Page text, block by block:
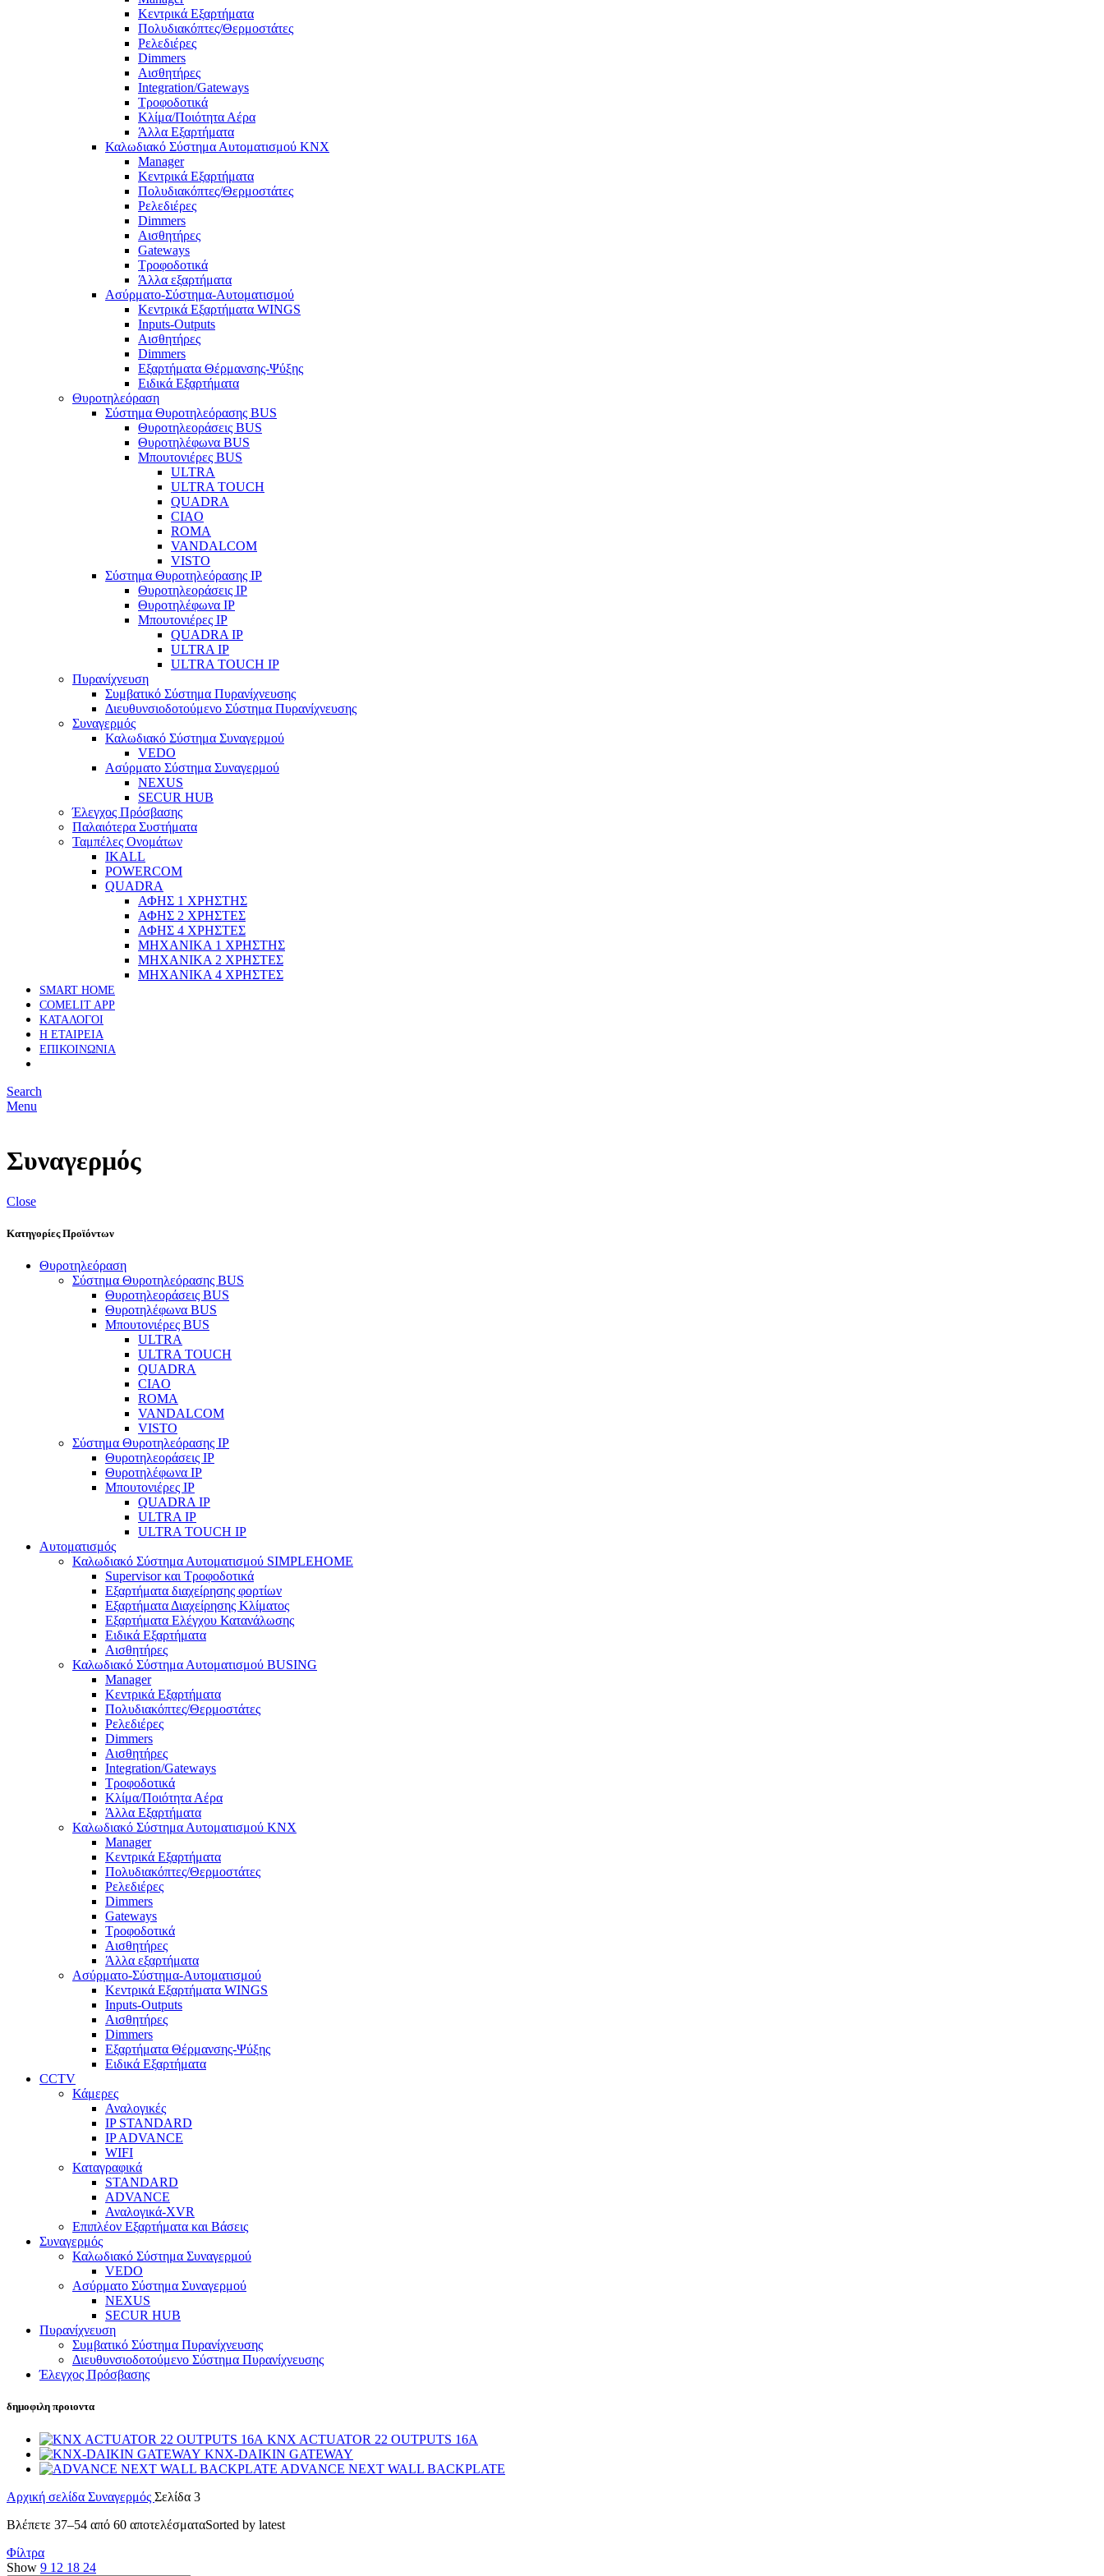
Κεντρικά Εξαρτήματα
Πολυδιακόπτες/Θερμοστάτες
Ρελεδιέρες
Dimmers
Αισθητήρες
Integration/Gateways
Τροφοδοτικά
Κλίμα/Ποιότητα Αέρα
Άλλα Εξαρτήματα
Καλωδιακό Σύστημα Αυτοματισμού KNX
Manager
Κεντρικά Εξαρτήματα
Πολυδιακόπτες/Θερμοστάτες
Ρελεδιέρες
Dimmers
Αισθητήρες
Gateways
Τροφοδοτικά
Άλλα εξαρτήματα
Ασύρματο-Σύστημα-Αυτοματισμού
Κεντρικά Εξαρτήματα WINGS
Inputs-Outputs
Αισθητήρες
Dimmers
Εξαρτήματα Θέρμανσης-Ψύξης
Ειδικά Εξαρτήματα
Θυροτηλεόραση
Σύστημα Θυροτηλεόρασης BUS
Θυροτηλεοράσεις BUS
Θυροτηλέφωνα BUS
Μπουτονιέρες BUS
ULTRA
ULTRA TOUCH
QUADRA
CIAO
ROMA
VANDALCOM
VISTO
Σύστημα Θυροτηλεόρασης IP
Θυροτηλεοράσεις IP
Θυροτηλέφωνα IP
Μπουτονιέρες IP
QUADRA IP
ULTRA IP
ULTRA TOUCH IP
Πυρανίχνευση
Συμβατικό Σύστημα Πυρανίχνευσης
Διευθυνσιοδοτούμενο Σύστημα Πυρανίχνευσης
Συναγερμός
Καλωδιακό Σύστημα Συναγερμού
VEDO
Ασύρματο Σύστημα Συναγερμού
NEXUS
SECUR HUB
Έλεγχος Πρόσβασης
Παλαιότερα Συστήματα
Ταμπέλες Ονομάτων
IKALL
POWERCOM
QUADRA
ΑΦΗΣ 1 ΧΡΗΣΤΗΣ
ΑΦΗΣ 2 ΧΡΗΣΤΕΣ
ΑΦΗΣ 4 ΧΡΗΣΤΕΣ
ΜΗΧΑΝΙΚΑ 1 ΧΡΗΣΤΗΣ
ΜΗΧΑΝΙΚΑ 2 ΧΡΗΣΤΕΣ
ΜΗΧΑΝΙΚΑ 4 ΧΡΗΣΤΕΣ
SMART HOME
COMELIT APP
ΚΑΤΑΛΟΓΟΙ
Η ΕΤΑΙΡΕΙΑ
ΕΠΙΚΟΙΝΩΝΙΑ
Search
Menu
Συναγερμός
Close
Κατηγορίες Προϊόντων
Θυροτηλεόραση
Σύστημα Θυροτηλεόρασης BUS
Θυροτηλεοράσεις BUS
Θυροτηλέφωνα BUS
Μπουτονιέρες BUS
ULTRA
ULTRA TOUCH
QUADRA
CIAO
ROMA
VANDALCOM
VISTO
Σύστημα Θυροτηλεόρασης IP
Θυροτηλεοράσεις IP
Θυροτηλέφωνα IP
Μπουτονιέρες IP
QUADRA IP
ULTRA IP
ULTRA TOUCH IP
Αυτοματισμός
Καλωδιακό Σύστημα Αυτοματισμού SIMPLEHOME
Supervisor και Τροφοδοτικά
Εξαρτήματα διαχείρησης φορτίων
Εξαρτήματα Διαχείρησης Κλίματος
Εξαρτήματα Ελέγχου Κατανάλωσης
Ειδικά Εξαρτήματα
Αισθητήρες
Καλωδιακό Σύστημα Αυτοματισμού BUSING
Manager
Κεντρικά Εξαρτήματα
Πολυδιακόπτες/Θερμοστάτες
Ρελεδιέρες
Dimmers
Αισθητήρες
Integration/Gateways
Τροφοδοτικά
Κλίμα/Ποιότητα Αέρα
Άλλα Εξαρτήματα
Καλωδιακό Σύστημα Αυτοματισμού KNX
Manager
Κεντρικά Εξαρτήματα
Πολυδιακόπτες/Θερμοστάτες
Ρελεδιέρες
Dimmers
Gateways
Τροφοδοτικά
Αισθητήρες
Άλλα εξαρτήματα
Ασύρματο-Σύστημα-Αυτοματισμού
Κεντρικά Εξαρτήματα WINGS
Inputs-Outputs
Αισθητήρες
Dimmers
Εξαρτήματα Θέρμανσης-Ψύξης
Ειδικά Εξαρτήματα
CCTV
Κάμερες
Αναλογικές
IP STANDARD
IP ADVANCE
WIFI
Καταγραφικά
STANDARD
ADVANCE
Αναλογικά-XVR
Επιπλέον Εξαρτήματα και Βάσεις
Συναγερμός
Καλωδιακό Σύστημα Συναγερμού
VEDO
Ασύρματο Σύστημα Συναγερμού
NEXUS
SECUR HUB
Πυρανίχνευση
Συμβατικό Σύστημα Πυρανίχνευσης
Διευθυνσιοδοτούμενο Σύστημα Πυρανίχνευσης
Έλεγχος Πρόσβασης
δημοφιλη προιοντα
KNX ACTUATOR 22 OUTPUTS 16A
KNX-DAIKIN GATEWAY
ADVANCE NEXT WALL BACKPLATE
Αρχική σελίδα Συναγερμός Σελίδα 3
Βλέπετε 37–54 από 60 αποτελέσματαSorted by latest
Φίλτρα
Show 9 12 18 24